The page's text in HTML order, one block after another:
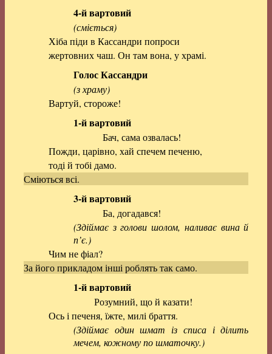
4-й вартовий
(сміється)
Хіба піди в Кассандри попроси
жертовних чаш. Он там вона, у храмі.
Голос Кассандри
(з храму)
Вартуй, стороже!
1-й вартовий
Бач, сама озвалась!
Пожди, царівно, хай спечем печеню,
тоді й тобі дамо.
Сміються всі.
3-й вартовий
Ба, догадався!
(Здіймає з голови шолом, наливає вина й
п’є.)
Чим не фіал?
За його прикладом інші роблять так само.
1-й вартовий
Розумний, що й казати!
Ось і печеня, їжте, милі браття.
(Здіймає один шмат із списа і ділить
мечем, кожному по шматочку.)